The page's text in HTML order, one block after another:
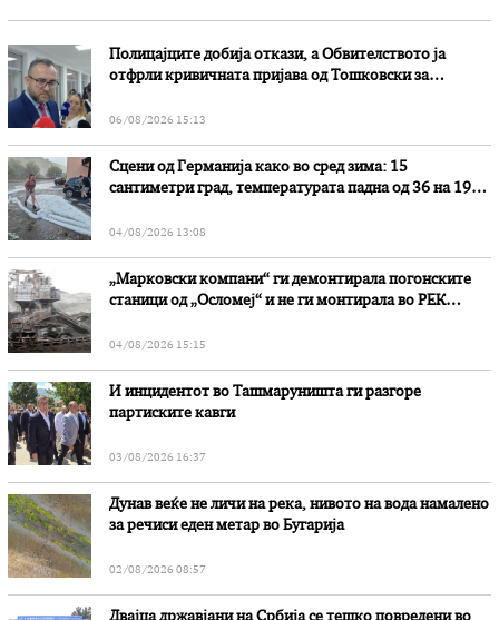
Полицајците добија откази, а Обвителството ја
отфрли кривичната пријава од Тошковски за
06/08/2026 15:13
Сцени од Германија како во сред зима: 15
сантиметри град, температурата падна од 36 на 19
04/08/2026 13:08
„Марковски компани“ ги демонтирала погонските
станици од „Осломеј“ и не ги монтирала во РЕК
04/08/2026 15:15
И инцидентот во Ташмаруништa ги разгоре
партиските кавги
03/08/2026 16:37
Дунав веќе не личи на река, нивото на вода намалено
за речиси еден метар во Бугарија
02/08/2026 08:57